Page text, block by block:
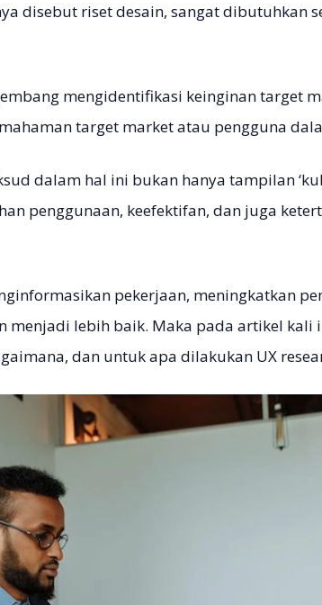
disebut riset desain, sangat dibutuhkan
mengidentifikasi keinginan target
target market atau pengguna
dalam hal ini bukan hanya tampilan
penggunaan, keefektifan, dan juga
pekerjaan, meningkatkan
menjadi lebih baik. Maka pada artikel kali
dan untuk apa dilakukan UX